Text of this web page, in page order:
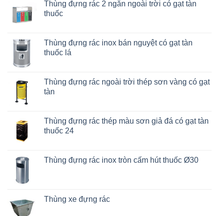
Thùng đựng rác 2 ngăn ngoài trời có gạt tàn
thuốc
Thùng đựng rác inox bán nguyệt có gạt tàn
thuốc lá
Thùng đựng rác ngoài trời thép sơn vàng có gạt
tàn
Thùng đựng rác thép màu sơn giả đá có gạt tàn
thuốc 24
Thùng đựng rác inox tròn cấm hút thuốc Ø30
Thùng xe đựng rác